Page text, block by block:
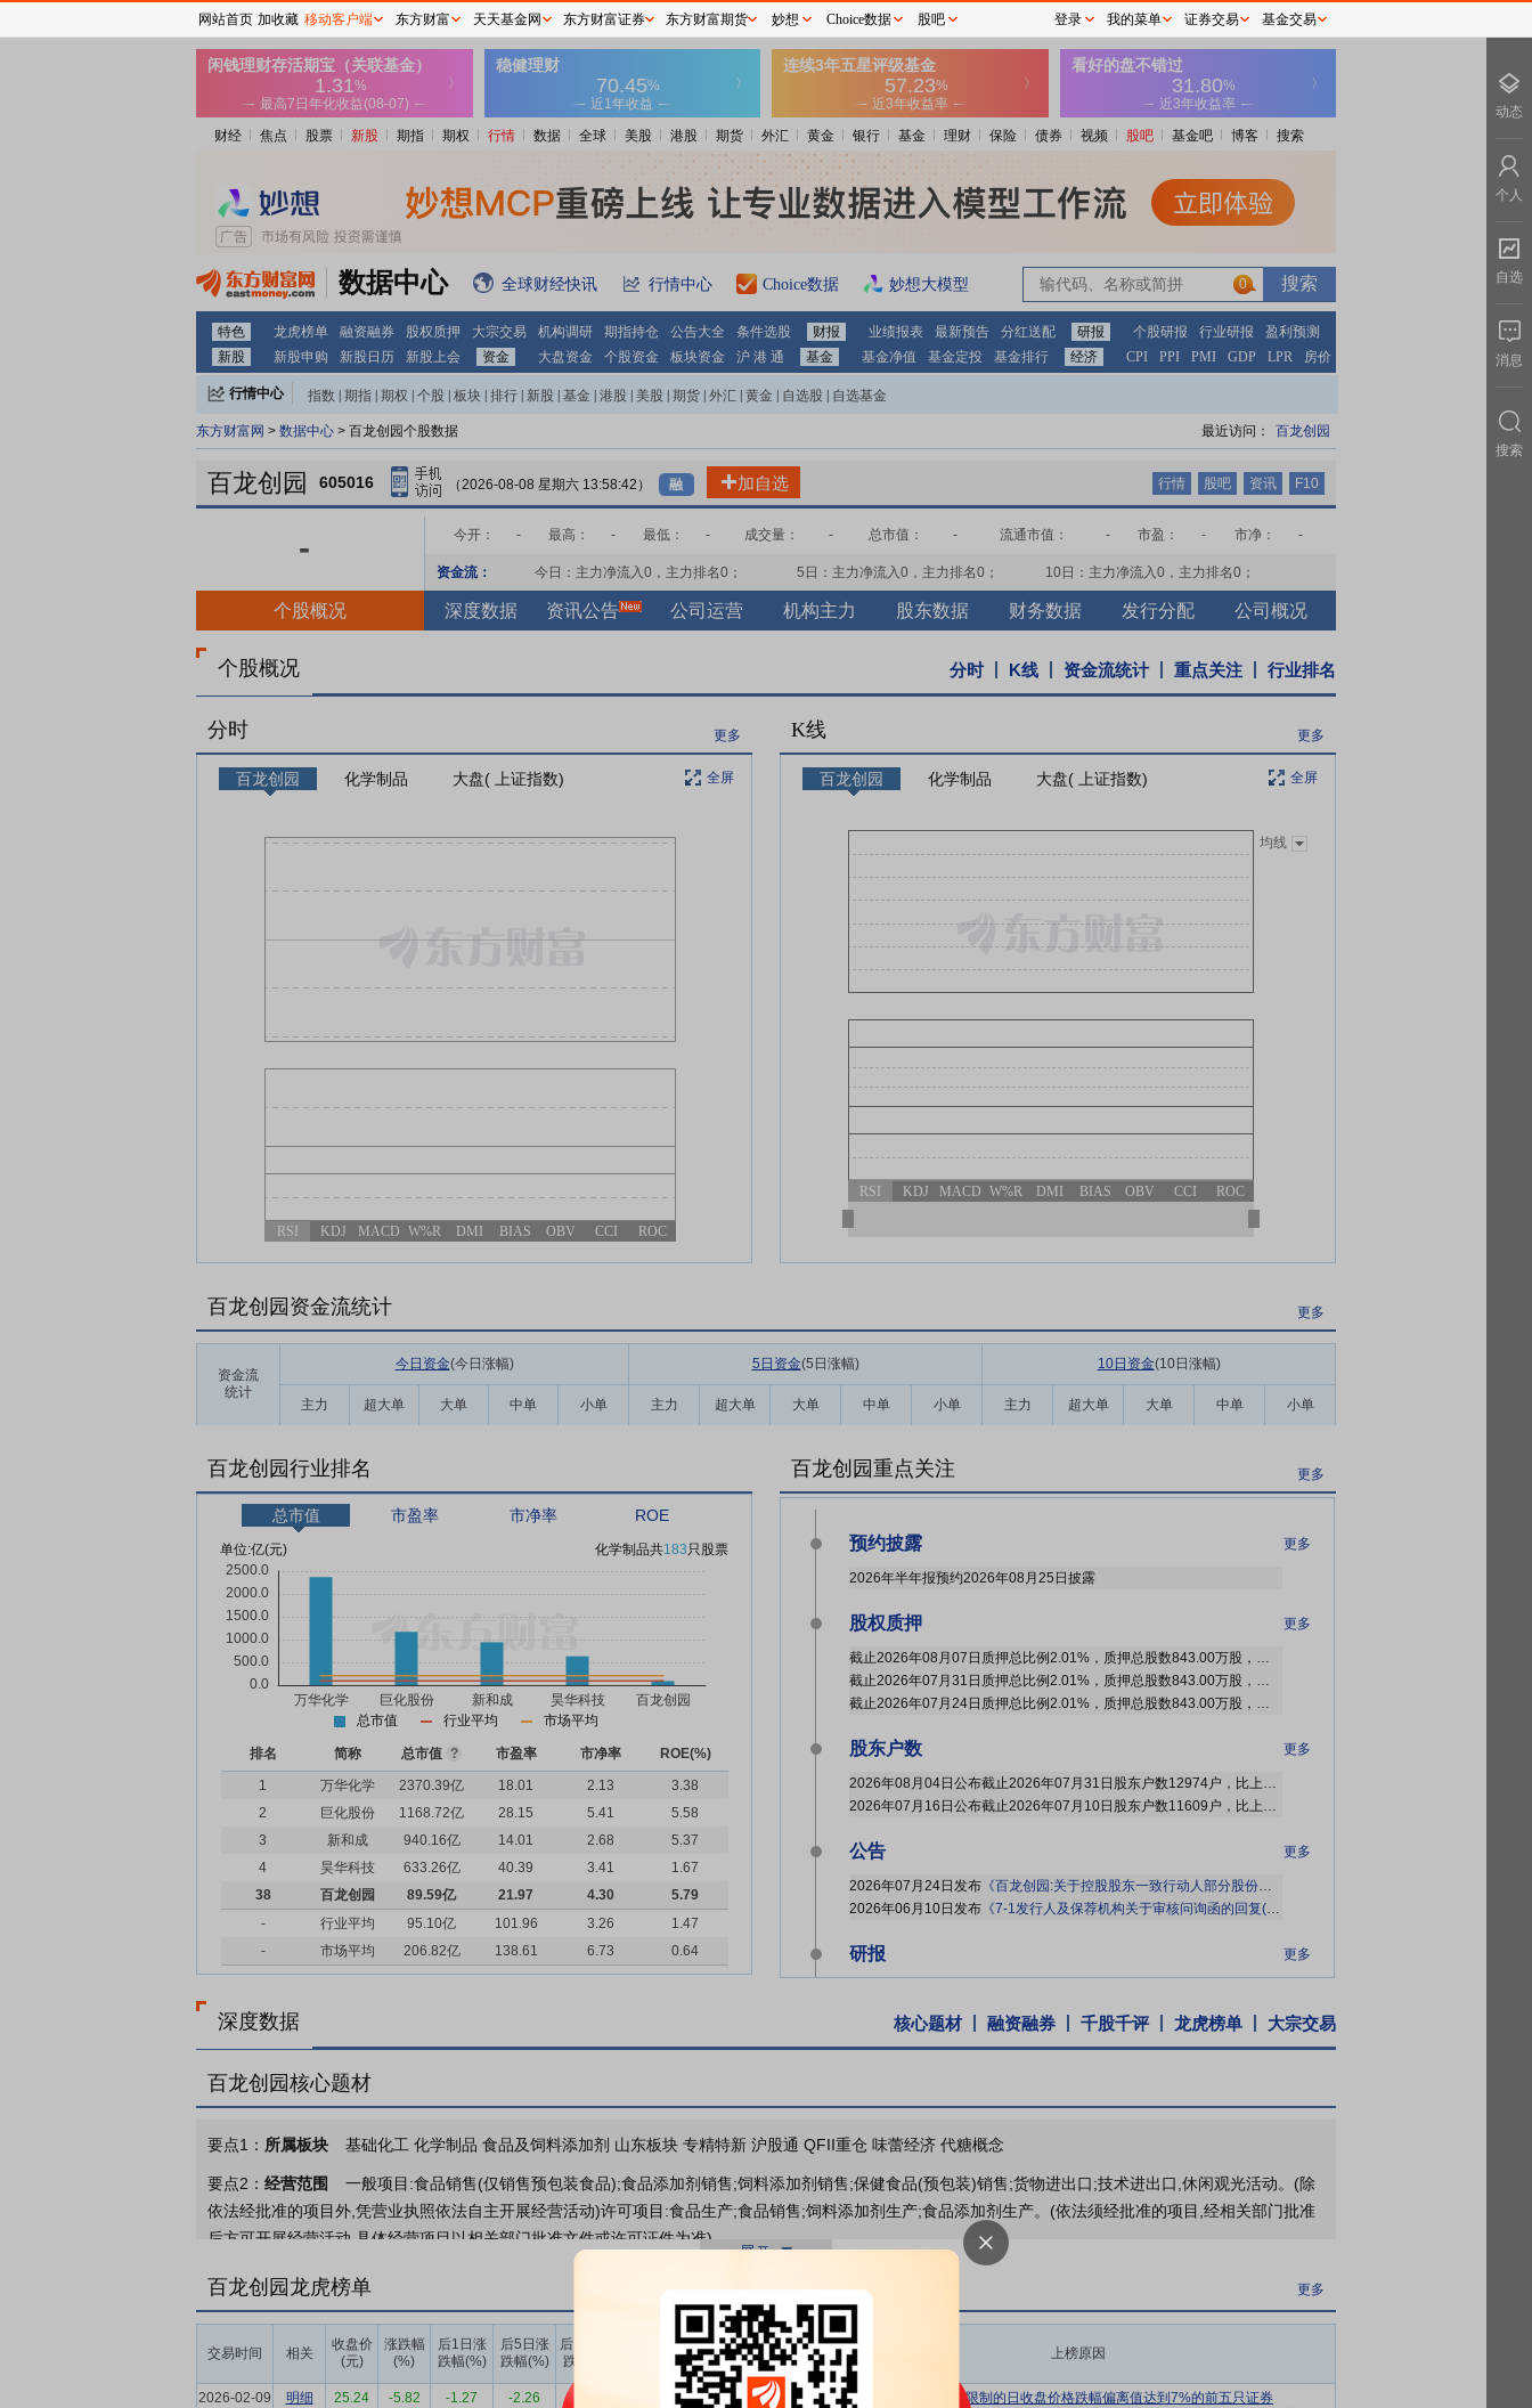
财经 焦点 股票 新股 期指 期权 行情 数据 全球 美股 港股 期货 外汇 黄金 银行 基金 理财 保险 债券 视频 股吧 基金吧 博客 搜索
数据中心 全球财经快讯 行情中心 Choice数据 妙想大模型 0
0
特色 龙虎榜单 融资融券 股权质押 大宗交易 机构调研 期指持仓 公告大全 条件选股 财报 业绩报表 最新预告 分红送配 研报 个股研报 行业研报
盈利预测
新股
新股申购 新股日历 新股上会 资金 大盘资金 个股资金 板块资金 沪 港 通 基金 基金净值 基金定投 基金排行 经济 CPI PPI PMI GDP LPR 房价
行情中心 指数 期指 期权 个股 板块 排行 新股 基金 港股 美股 期货 外汇 黄金 自选股 自选基金
东方财富网 > 数据中心 > 百龙创园个股数据 最近访问： 百龙创园
百龙创园 605016 （2026-08-08 星期六 13:58:42） 融 加自选 行情 股吧 资讯 F10
- 今开： - 最高： - 最低： - 成交量： - 总市值： - 流通市值： - 市盈： - 市净： -
资金流： 今日：主力净流入0 ，主力排名0 ； 5日：主力净流入0 ，主力排名0 ； 10日：主力净流入0 ，主力排名0 ；
个股概况 深度数据 资讯公告 公司运营 机构主力 股东数据 财务数据 发行分配 公司概况
个股概况 分时 K线 资金流统计 重点关注 行业排名
分时 更多
百龙创园 化学制品 大盘( 上证指数) 全屏
RSI KDJ MACD W%R DMI BIAS OBV CCI ROC
K线 更多
百龙创园 化学制品 大盘( 上证指数) 全屏
均线
RSI KDJ MACD W%R DMI BIAS OBV CCI ROC
百龙创园资金流统计 更多
资金流
统计
今日资金(今日涨幅) 5日资金(5日涨幅) 10日资金(10日涨幅)
主力 超大单 大单 中单 小单 主力 超大单 大单 中单 小单 主力 超大单 大单 中单 小单
百龙创园行业排名
总市值 市盈率 市净率 ROE
单位:亿(元) 化学制品共183只股票
总市值 行业平均 市场平均
排名 简称 总市值 ? 市盈率 市净率
ROE(%)
1
万华化学 2370.39亿 18.01 2.13
3.38
2
巨化股份 1168.72亿 28.15 5.41
5.58
3
新和成 940.16亿 14.01 2.68
5.37
4
昊华科技 633.26亿 40.39 3.41
1.67
38
百龙创园 89.59亿 21.97 4.30
5.79
-
行业平均 95.10亿 101.96 3.26
1.47
-
市场平均 206.82亿 138.61 6.73 0.64
百龙创园重点关注 更多
预约披露 更多
2026年半年报预约2026年08月25日披露
股权质押 更多
截止2026年08月07日质押总比例2.01%，质押总股数843.00万股，质押总笔数5笔
截止2026年07月31日质押总比例2.01%，质押总股数843.00万股，质押总笔数5笔
截止2026年07月24日质押总比例2.01%，质押总股数843.00万股，质押总笔数5笔
股东户数 更多
2026年08月04日公布截止2026年07月31日股东户数12974户，比上期增加1365户
2026年07月16日公布截止2026年07月10日股东户数11609户，比上期减少1815户
公告 更多
2026年07月24日发布 《百龙创园:关于控股股东一致行动人部分股份解除质押及部分股份质押延期的公告》
2026年06月10日发布 《7-1发行人及保荐机构关于审核问询函的回复(山东百龙创园生物科技股份有限公司)》
研报 更多
深度数据 核心题材 融资融券 千股千评 龙虎榜单 大宗交易
百龙创园核心题材
要点1： 所属板块 基础化工 化学制品 食品及饲料添加剂 山东板块 专精特新 沪股通 QFII重仓 味蕾经济 代糖概念
要点2： 经营范围
一般项目:食品销售(仅销售预包装食品);食品添加剂销售;饲料添加剂销售;保健食品(预包装)销售;货物进出口;技术进出口,休闲观光活动。(除
依法经批准的项目外,凭营业执照依法自主开展经营活动)许可项目:食品生产;食品销售;饲料添加剂生产;食品添加剂生产。(依法须经批准的项目,经相关部门批准
后方可开展经营活动,具体经营项目以相关部门批准文件或许可证件为准)。
要点3： 功能性食品配料产品
子结构可分为多个品种，同一品种又可按品质、规格、原料以及客户需求分为不同产品型号。如公司除生产以玉米淀粉为原料的抗性糊精外，还生产以普通木薯
淀粉或有机木薯淀粉为原料的抗性糊精，以满足客户对不同产品的特性需求。目前公司能为客户研发、生产、供应符合其口感或产品指标的定制产品，截至目前
公司能够生产200多种不同规格型号的功能性食品配料产品，成为全球行业内产品规格最全、规格数量最多的生产商之一。
要点4：益生元行业
我国益生元的开发和应用起源于20世纪末，目前市场上最为常见并已实现规模化生产的产品主要包括低聚果糖、低聚半乳糖和低聚异麦芽
百龙创园龙虎榜单 更多
交易时间 相关
收盘价
(元)
涨跌幅
(%)
后1日涨
跌幅(%)
后5日涨
跌幅(%)
后10日涨
跌幅(%)
部买入合
上榜营业
部卖出合
计(万)
上榜营业
部买卖净
额合计(万)
上榜原因
2026-02-09 明细 25.24 -5.82 -1.27 -2.26 -4.68 6315.04 6426.44 -111.40
有价格涨跌幅限制的日收盘价格跌幅偏离值达到7%的前五只证券
网站首页 加收藏 移动客户端 东方财富 天天基金网 东方财富证券 东方财富期货 妙想 Choice数据 股吧 登录 我的菜单 证券交易 基金交易
动态
个人
自选
消息
搜索